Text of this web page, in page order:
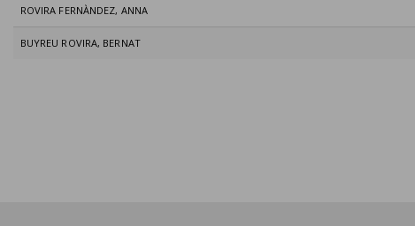
ROVIRA FERNÀNDEZ, ANNA
BUYREU ROVIRA, BERNAT